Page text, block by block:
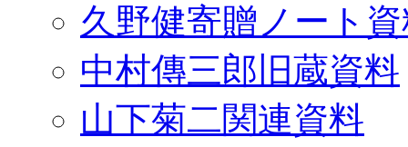
久野健寄贈ノート
中村傳三郎旧蔵資料
山下菊二関連資料